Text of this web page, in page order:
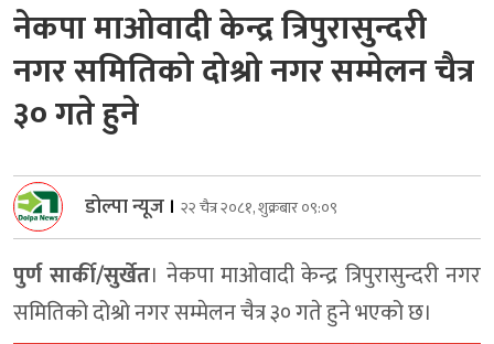
नेकपा माओवादी केन्द्र त्रिपुरासुन्दरी
नगर समितिको दोश्रो नगर सम्मेलन चैत्र
३० गते हुने
डोल्पा न्यूज । २२ चैत्र २०८१, शुक्रबार ०९:०९
पुर्ण सार्की/सुर्खेत। नेकपा माओवादी केन्द्र त्रिपुरासुन्दरी नगर
समितिको दोश्रो नगर सम्मेलन चैत्र ३० गते हुने भएको छ।